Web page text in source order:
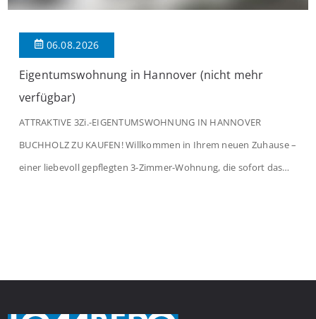
06.08.2026
Eigentumswohnung in Hannover (nicht mehr
verfügbar)
ATTRAKTIVE 3Zi.-EIGENTUMSWOHNUNG IN HANNOVER
BUCHHOLZ ZU KAUFEN! Willkommen in Ihrem neuen Zuhause –
einer liebevoll gepflegten 3-Zimmer-Wohnung, die sofort das